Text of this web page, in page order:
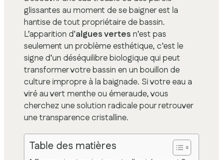
glissantes au moment de se baigner est la
hantise de tout propriétaire de bassin.
L’apparition d’algues vertes n’est pas
seulement un problème esthétique, c’est le
signe d’un déséquilibre biologique qui peut
transformer votre bassin en un bouillon de
culture impropre à la baignade. Si votre eau a
viré au vert menthe ou émeraude, vous
cherchez une solution radicale pour retrouver
une transparence cristalline.
Table des matières